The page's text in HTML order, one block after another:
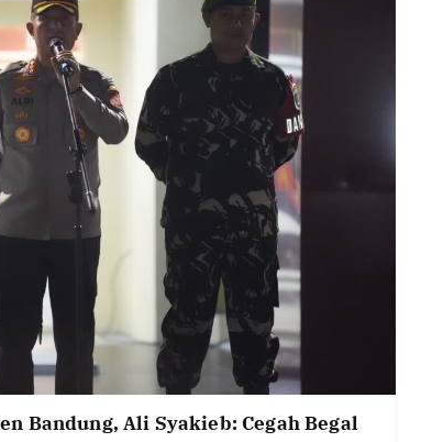
Bandung, Ali Syakieb: Cegah Begal